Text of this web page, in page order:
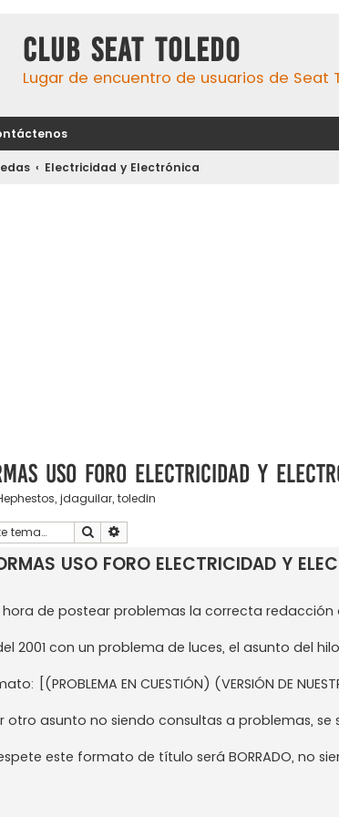
Club Seat Toledo
Lugar de encuentro de usuarios de Seat
Electricidad y Electrónica
USO FORO ELECTRICIDAD Y
, jdaguilar, toledin
Buscar
USO FORO ELECTRICIDAD Y
hora de postear problemas la correcta redacción
2001 con un problema de luces, el asunto del
[(PROBLEMA EN CUESTIÓN) (VERSIÓN DE
otro asunto no siendo consultas a problemas,
este formato de título será BORRADO, no